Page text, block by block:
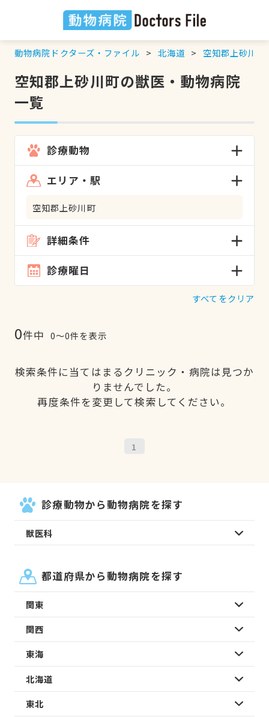
動物病院ドクターズ・ファイル 北海道 空知郡上砂川町
空知郡上砂川町の獣医・動物病院
一覧
診療動物
エリア・駅
空知郡上砂川町
詳細条件
診療曜日
すべてをクリア
0件中 0〜0件を表示
検索条件に当てはまるクリニック・病院は見つか
りませんでした。
再度条件を変更して検索してください。
1
診療動物から動物病院を探す
獣医科
都道府県から動物病院を探す
関東
関西
東海
北海道
東北